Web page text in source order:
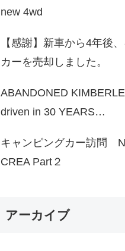
new 4wd
【感謝】新車から4年後
カーを売却しました。
ABANDONED
driven in 30 YEARS…
キャンピングカー訪問
CREA Part２
アーカイブ